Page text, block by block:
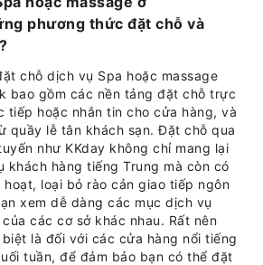
phương thức đặt chỗ và
chỗ dịch vụ Spa hoặc massage
bao gồm các nền tảng đặt chỗ trực
tiếp hoặc nhắn tin cho cửa hàng, và
quầy lễ tân khách sạn. Đặt chỗ qua
như KKday không chỉ mang lại
khách hàng tiếng Trung mà còn có
hoạt, loại bỏ rào cản giao tiếp ngôn
xem dễ dàng các mục dịch vụ
các cơ sở khác nhau. Rất nên
là đối với các cửa hàng nổi tiếng
tuần, để đảm bảo bạn có thể đặt